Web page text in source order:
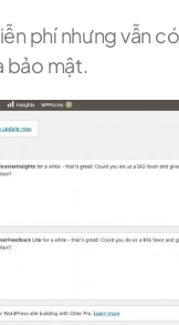
phí nhưng vẫn
bảo mật.